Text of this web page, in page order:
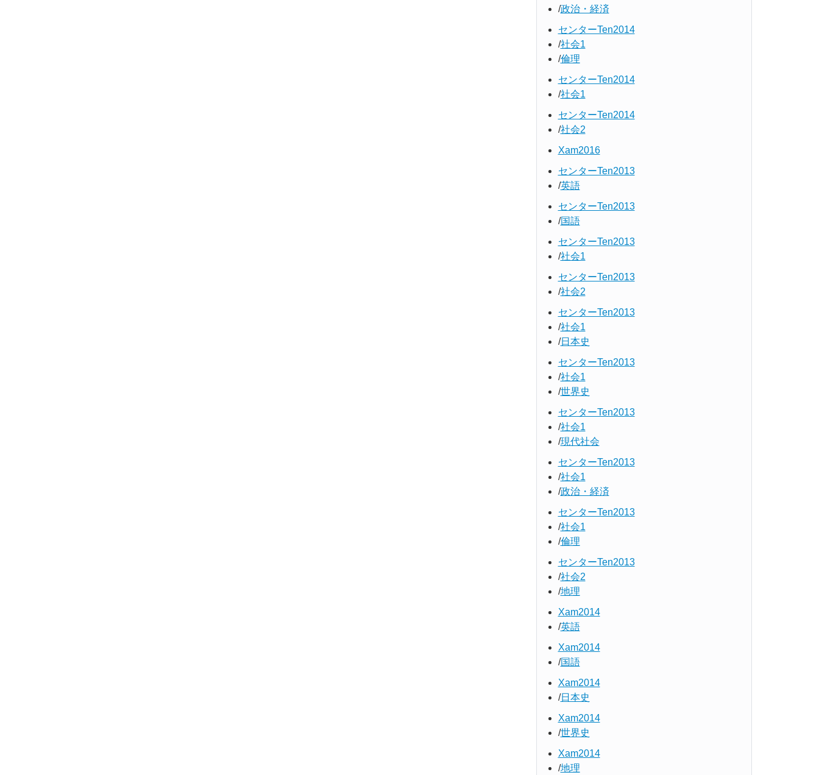
政治・経済
センターTen2014
社会1
倫理
センターTen2014
社会1
センターTen2014
社会2
Xam2016
センターTen2013
英語
センターTen2013
国語
センターTen2013
社会1
センターTen2013
社会2
センターTen2013
社会1
日本史
センターTen2013
社会1
世界史
センターTen2013
社会1
現代社会
センターTen2013
社会1
政治・経済
センターTen2013
社会1
倫理
センターTen2013
社会2
地理
Xam2014
英語
Xam2014
国語
Xam2014
日本史
Xam2014
世界史
Xam2014
地理